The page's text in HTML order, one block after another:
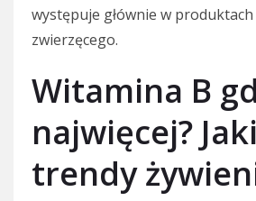
występuje głównie w
zwierzęcego.
Witamina B
najwięcej?
trendy